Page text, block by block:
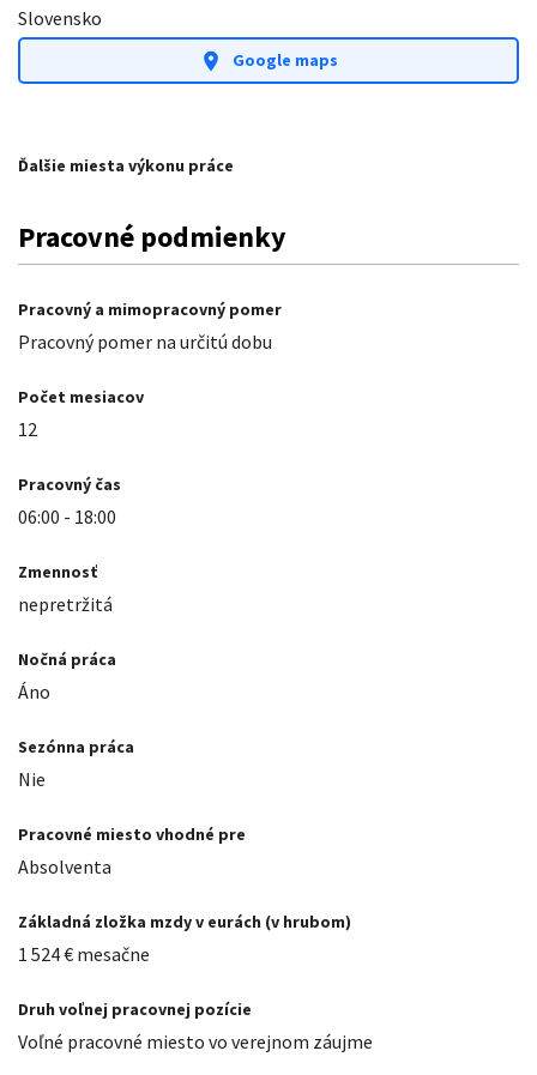
Slovensko
location_on
Google maps
Ďalšie miesta výkonu práce
Pracovné podmienky
Pracovný a mimopracovný pomer
Pracovný pomer na určitú dobu
Počet mesiacov
12
Pracovný čas
06:00 - 18:00
Zmennosť
nepretržitá
Nočná práca
Áno
Sezónna práca
Nie
Pracovné miesto vhodné pre
Absolventa
Základná zložka mzdy v eurách (v hrubom)
1 524€ mesačne
Druh voľnej pracovnej pozície
Voľné pracovné miesto vo verejnom záujme